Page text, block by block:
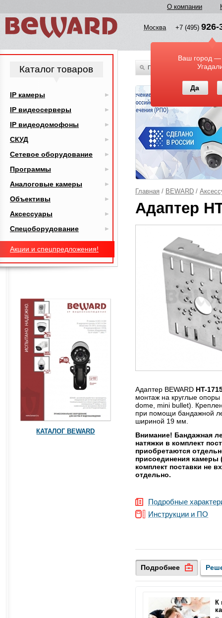
О компании
Москва +7 (495) 926-
Ваш город —
Да
По всему каталогу
Главная / BEWARD /
Адаптер
Адаптер BEWARD HT-
монтаж на круглые
dome, mini bullet).
при помощи бандажной
шириной 19 мм.
Внимание! Бандажная
натяжки в комплект
приобретаются
присоединения камеры
комплект поставки не
отдельно.
Подробные
Инструкции и ПО
Подробнее
К
Каталог товаров
IP камеры
IP видеосерверы
IP видеодомофоны
СКУД
Сетевое оборудование
Программы
Аналоговые камеры
Объективы
Аксессуары
Спецоборудование
Акции и спецпредложения!
КАТАЛОГ BEWARD